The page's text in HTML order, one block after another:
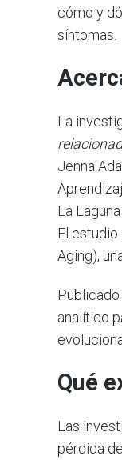
cómo y
síntomas.
La
Jenna
La
El
Aging),
analítico
Qué
Las
pérdida